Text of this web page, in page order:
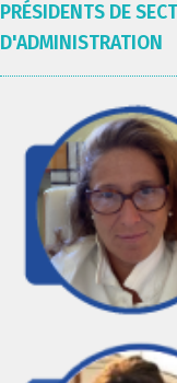
PRÉSIDENTS DE
D'ADMINISTRATION